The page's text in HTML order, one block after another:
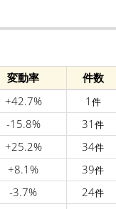
変動率
件数
+42.7% 1 件
-15.8% 31 件
+25.2% 34件
+8.1% 39件
-3.7% 24件